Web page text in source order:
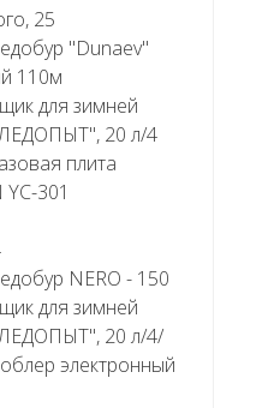
25
"Dunaev"
110м
для зимней
20 л/4
плита
301
NERO - 150
для зимней
20 л/4/
электронный